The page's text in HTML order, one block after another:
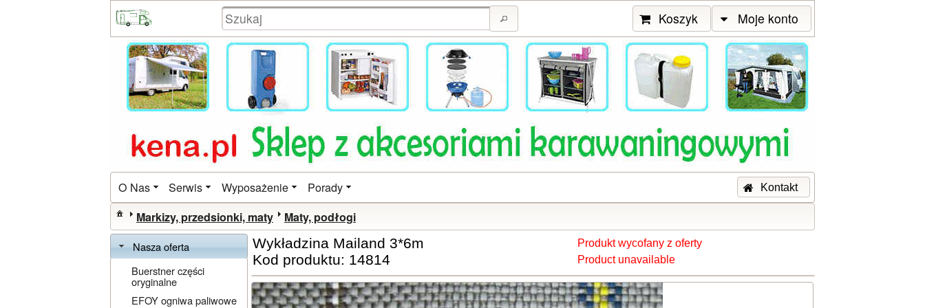
Koszyk Moje konto
O Nas Serwis Wyposażenie Porady Kontakt
Markizy, przedsionki, maty Maty, podłogi
Nasza oferta
Buerstner części
oryginalne
EFOY ogniwa paliwowe
Wykładzina Mailand 3*6m
Kod produktu: 14814
Produkt wycofany z oferty
Product unavailable